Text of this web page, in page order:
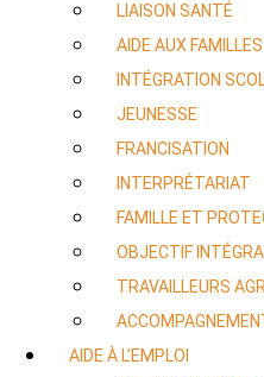
LIAISON SANTÉ
AIDE AUX FAMILLES
INTÉGRATION
JEUNESSE
FRANCISATION
INTERPRÉTARIAT
FAMILLE ET
OBJECTIF
TRAVAILLEURS
AIDE À L’EMPLOI